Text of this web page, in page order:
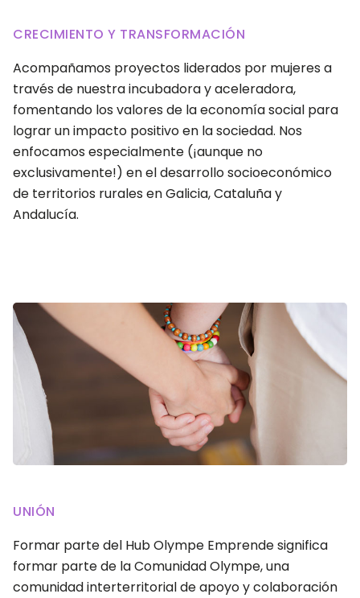
CRECIMIENTO Y TRANSFORMACIÓN
Acompañamos proyectos liderados por mujeres a
través de nuestra incubadora y aceleradora,
fomentando los valores de la economía social para
lograr un impacto positivo en la sociedad. Nos
enfocamos especialmente (¡aunque no
exclusivamente!) en el desarrollo socioeconómico
de territorios rurales en Galicia, Cataluña y
Andalucía.
UNIÓN
Formar parte del Hub Olympe Emprende significa
formar parte de la Comunidad Olympe, una
comunidad interterritorial de apoyo y colaboración